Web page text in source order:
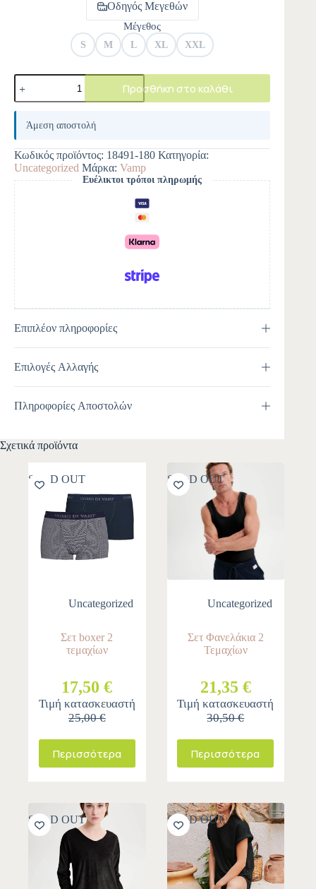
Οδηγός Μεγεθών
Μέγεθος
S M L XL XXL
Προσθήκη στο καλάθι
A
e
r
n
a
t
i
v
e
:
Άμεση αποστολή
Κωδικός προϊόντος: 18491-180 Κατηγορία:
Uncategorized Μάρκα: Vamp
Ευέλικτοι τρόποι πληρωμής
Επιπλέον πληροφορίες
Επιλογές Αλλαγής
Πληροφορίες Αποστολών
Σχετικά προϊόντα
SOLD OUT
Uncategorized
Σετ boxer 2
τεμαχίων
17,50 €
Τιμή κατασκευαστή
25,00 €
Περισσότερα
SOLD OUT
Uncategorized
Σετ Φανελάκια 2
Τεμαχίων
21,35 €
Τιμή κατασκευαστή
30,50 €
Περισσότερα
SOLD OUT SOLD OUT